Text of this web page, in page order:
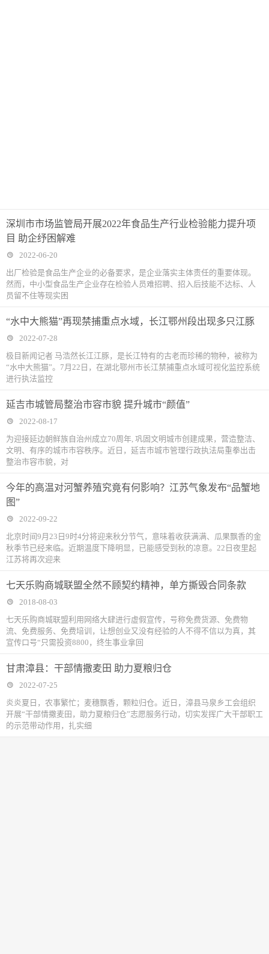
深圳市市场监管局开展2022年食品生产行业检验能力提升项
目 助企纾困解难
2022-06-20
出厂检验是食品生产企业的必备要求，是企业落实主体责任的重要体现。
然而，中小型食品生产企业存在检验人员难招聘、招入后技能不达标、人
员留不住等现实困
“水中大熊猫”再现禁捕重点水域，长江鄂州段出现多只江豚
2022-07-28
极目新闻记者 马浩然长江江豚，是长江特有的古老而珍稀的物种，被称为
“水中大熊猫”。7月22日，在湖北鄂州市长江禁捕重点水域可视化监控系统
进行执法监控
延吉市城管局整治市容市貌 提升城市“颜值”
2022-08-17
为迎接延边朝鲜族自治州成立70周年, 巩固文明城市创建成果，营造整洁、
文明、有序的城市市容秩序。近日，延吉市城市管理行政执法局重拳出击
整治市容市貌，对
今年的高温对河蟹养殖究竟有何影响？江苏气象发布“品蟹地
图”
2022-09-22
北京时间9月23日9时4分将迎来秋分节气，意味着收获满满、瓜果飘香的金
秋季节已经来临。近期温度下降明显，已能感受到秋的凉意。22日夜里起
江苏将再次迎来
七天乐购商城联盟全然不顾契约精神，单方撕毁合同条款
2018-08-03
七天乐购商城联盟利用网络大肆进行虚假宣传，号称免费货源、免费物
流、免费服务、免费培训，让想创业又没有经验的人不得不信以为真，其
宣传口号“只需投资8800，终生事业拿回
甘肃漳县：干部情撒麦田 助力夏粮归仓
2022-07-25
炎炎夏日，农事繁忙；麦穗飘香，颗粒归仓。近日，漳县马泉乡工会组织
开展“干部情撒麦田，助力夏粮归仓”志愿服务行动，切实发挥广大干部职工
的示范带动作用，扎实细